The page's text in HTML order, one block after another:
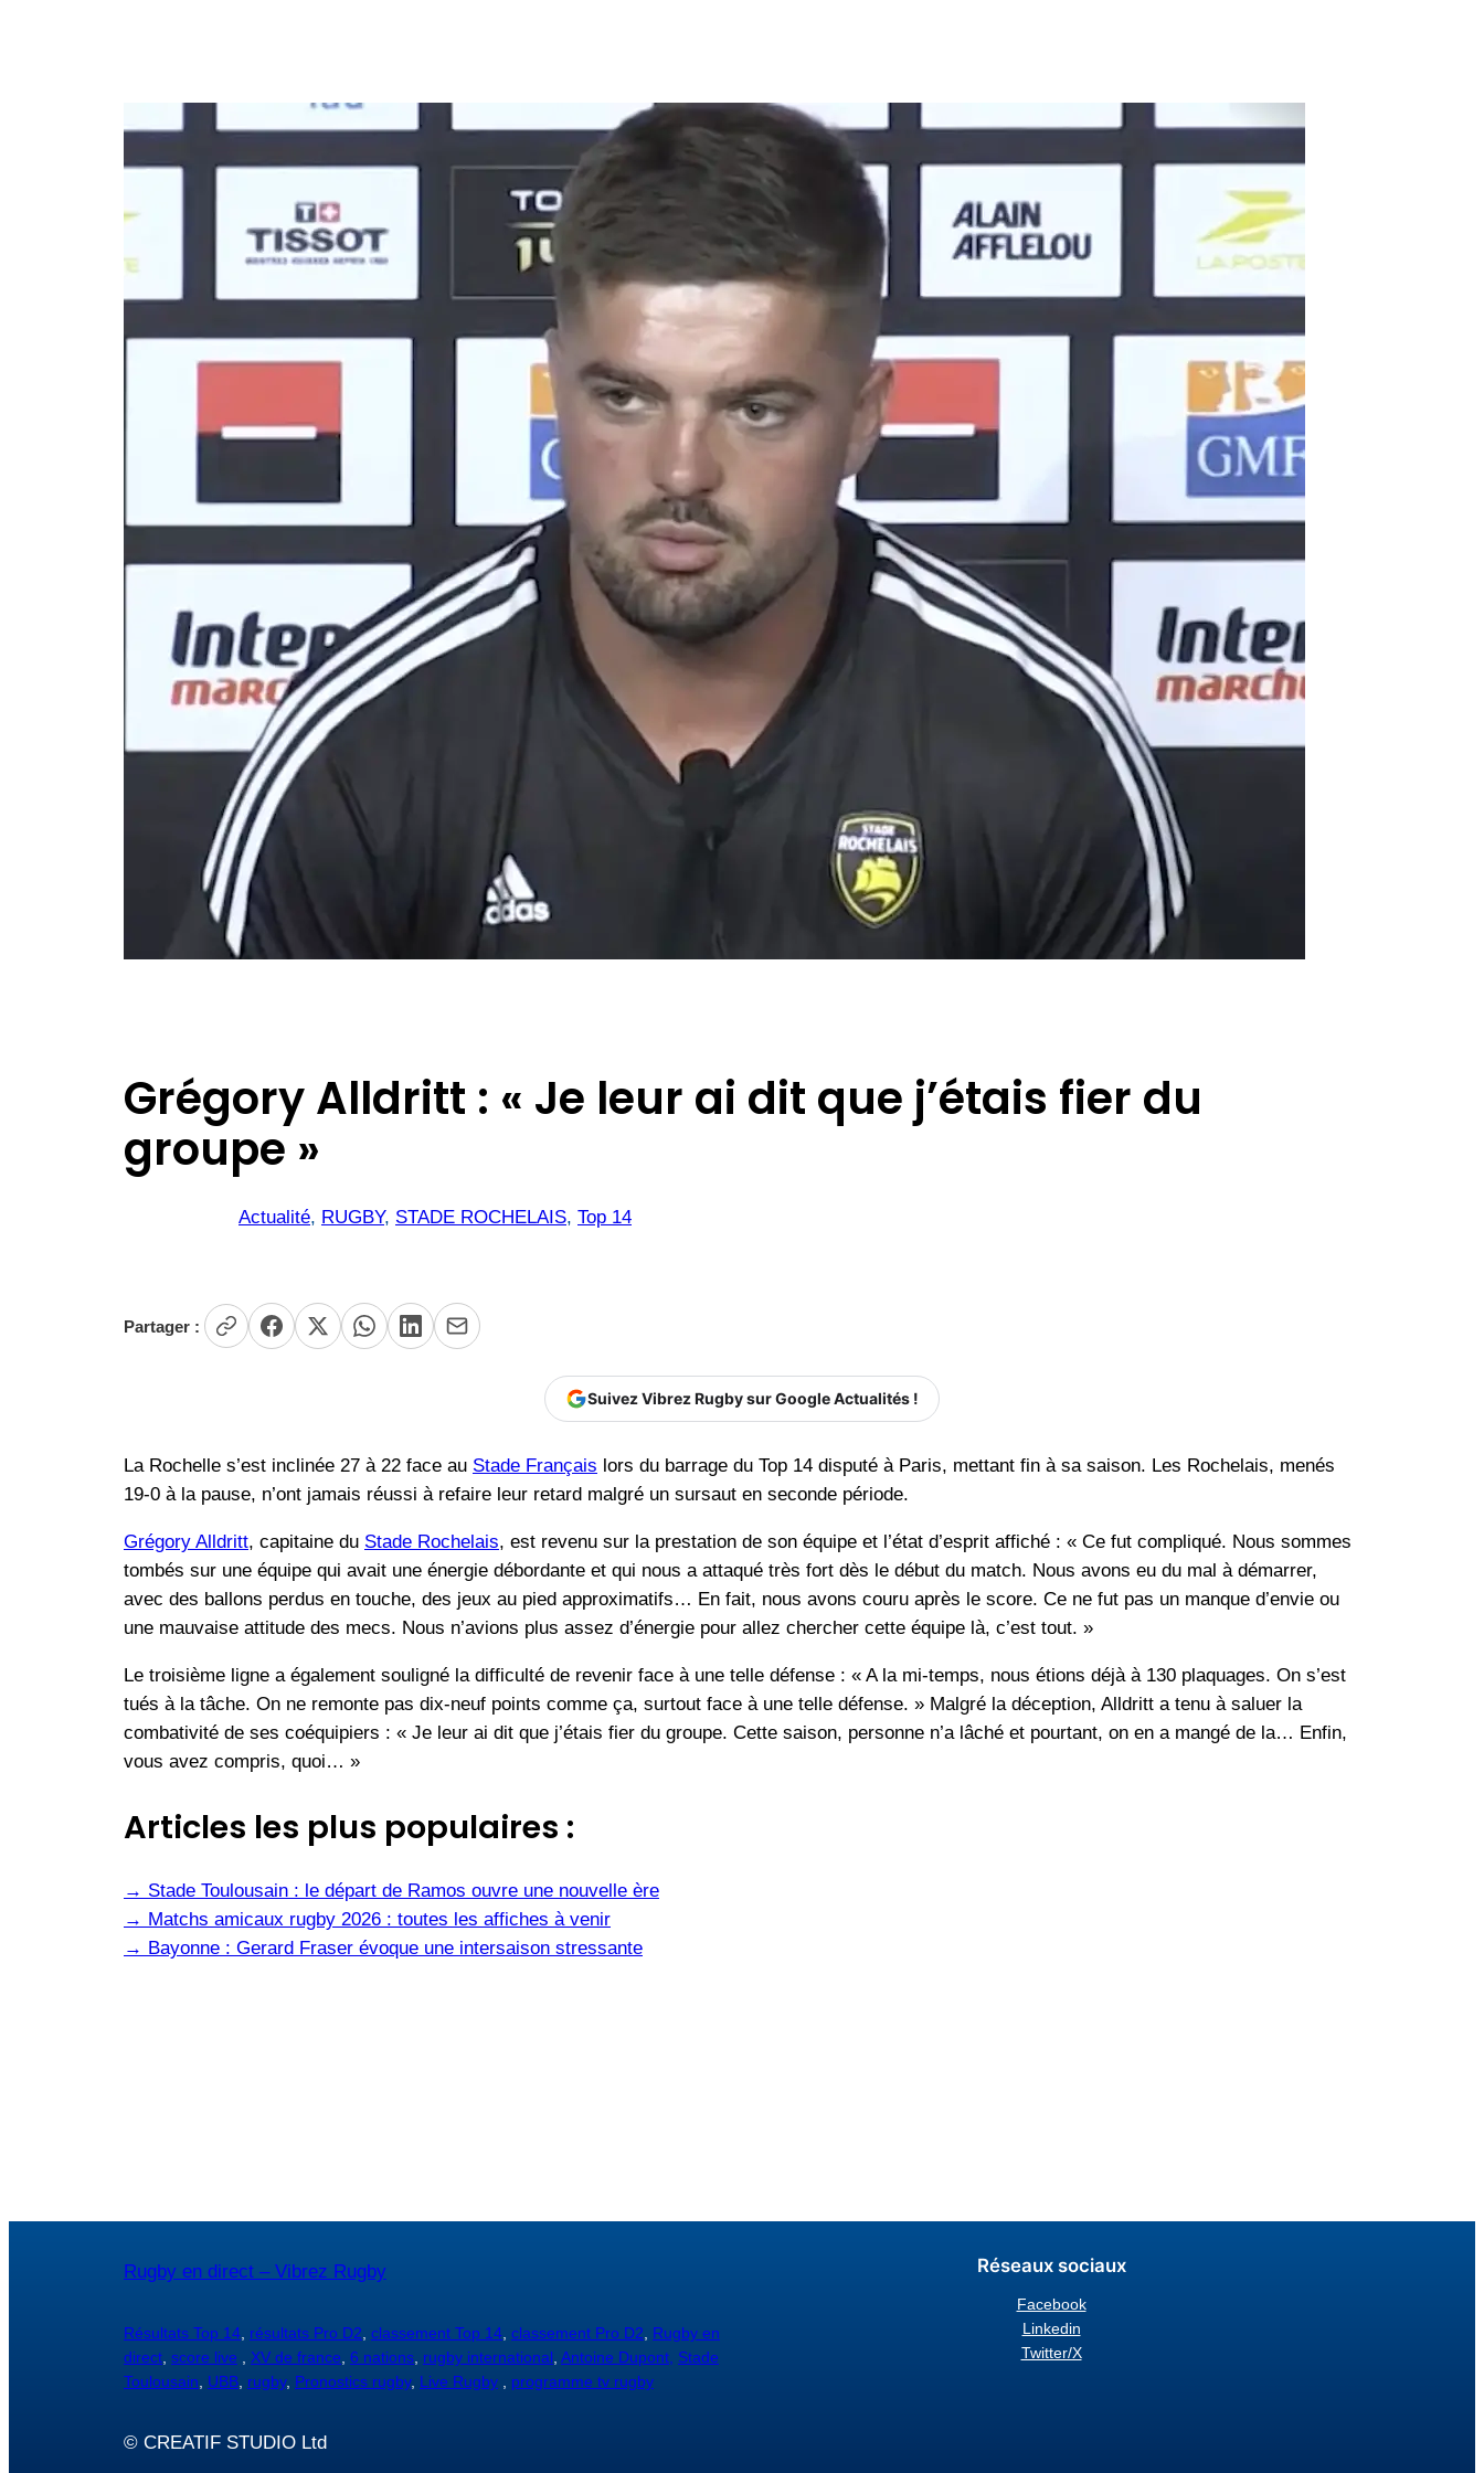
Grégory Alldritt : « Je leur ai dit que j’étais fier du
groupe »
Actualité, RUGBY, STADE ROCHELAIS, Top 14
Partager :
Suivez Vibrez Rugby sur Google Actualités !
La Rochelle s’est inclinée 27 à 22 face au Stade Français lors du barrage du Top 14 disputé à Paris, mettant fin à sa saison. Les Rochelais, menés
19-0 à la pause, n’ont jamais réussi à refaire leur retard malgré un sursaut en seconde période.
Grégory Alldritt, capitaine du Stade Rochelais, est revenu sur la prestation de son équipe et l’état d’esprit affiché : « Ce fut compliqué. Nous sommes
tombés sur une équipe qui avait une énergie débordante et qui nous a attaqué très fort dès le début du match. Nous avons eu du mal à démarrer,
avec des ballons perdus en touche, des jeux au pied approximatifs… En fait, nous avons couru après le score. Ce ne fut pas un manque d’envie ou
une mauvaise attitude des mecs. Nous n’avions plus assez d’énergie pour allez chercher cette équipe là, c’est tout. »
Le troisième ligne a également souligné la difficulté de revenir face à une telle défense : « A la mi-temps, nous étions déjà à 130 plaquages. On s’est
tués à la tâche. On ne remonte pas dix-neuf points comme ça, surtout face à une telle défense. » Malgré la déception, Alldritt a tenu à saluer la
combativité de ses coéquipiers : « Je leur ai dit que j’étais fier du groupe. Cette saison, personne n’a lâché et pourtant, on en a mangé de la… Enfin,
vous avez compris, quoi… »
Articles les plus populaires :
→ Stade Toulousain : le départ de Ramos ouvre une nouvelle ère
→ Matchs amicaux rugby 2026 : toutes les affiches à venir
→ Bayonne : Gerard Fraser évoque une intersaison stressante
Rugby en direct – Vibrez Rugby
Résultats Top 14, résultats Pro D2, classement Top 14, classement Pro D2, Rugby en
direct, score live , XV de france, 6 nations, rugby international, Antoine Dupont, Stade
Toulousain, UBB, rugby, Pronostics rugby, Live Rugby , programme tv rugby
© CREATIF STUDIO Ltd
Réseaux sociaux
Facebook
Linkedin
Twitter/X